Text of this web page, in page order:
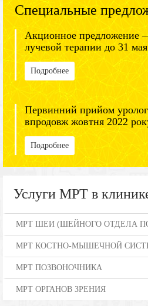
Специальные
Акционное предложение
лучевой терапии до 31
Подробнее
Первинний прийом
впродовж жовтня 2022
Подробнее
Услуги МРТ в
МРТ ШЕИ (ШЕЙНОГО ОТДЕЛА
МРТ КОСТНО-МЫШЕЧНОЙ
МРТ ПОЗВОНОЧНИКА
МРТ ОРГАНОВ ЗРЕНИЯ